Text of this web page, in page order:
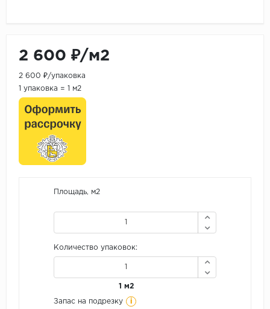
2 600 ₽/м2
2 600 ₽/упаковка
1 упаковка = 1 м2
Площадь, м2
Количество упаковок:
1 м2
Запас на подрезку i